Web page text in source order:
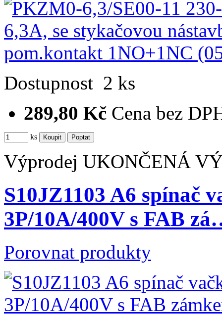
Dostupnost 2 ks
289,80 Kč Cena bez
ks
Výprodej UKONČENÁ
S10JZ1103 A6 spínač
3P/10A/400V s FAB
Porovnat produkty